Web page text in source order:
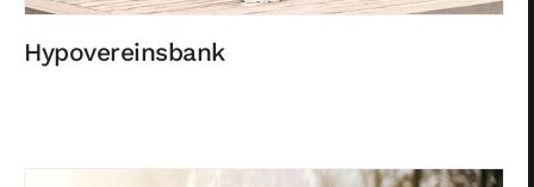
Hypovereinsbank